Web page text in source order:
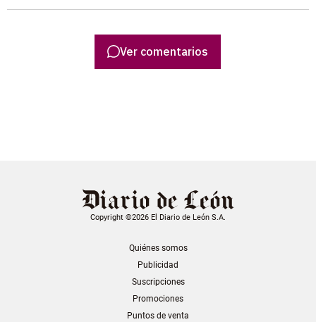
Ver comentarios
Copyright ©2026 El Diario de León S.A.
Quiénes somos
Publicidad
Suscripciones
Promociones
Puntos de venta